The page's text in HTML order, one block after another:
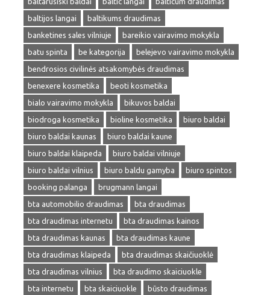
baltijos langai
baltikums draudimas
banketines sales vilniuje
bareikio vairavimo mokykla
batu spinta
be kategorija
belejevo vairavimo mokykla
bendrosios civilinės atsakomybės draudimas
benexere kosmetika
beoti kosmetika
bialo vairavimo mokykla
bikuvos baldai
biodroga kosmetika
bioline kosmetika
biuro baldai
biuro baldai kaunas
biuro baldai kaune
biuro baldai klaipeda
biuro baldai vilniuje
biuro baldai vilnius
biuro baldu gamyba
biuro spintos
booking palanga
brugmann langai
bta automobilio draudimas
bta draudimas
bta draudimas internetu
bta draudimas kainos
bta draudimas kaunas
bta draudimas kaune
bta draudimas klaipeda
bta draudimas skaičiuoklė
bta draudimas vilnius
bta draudimo skaiciuokle
bta internetu
bta skaiciuokle
būsto draudimas